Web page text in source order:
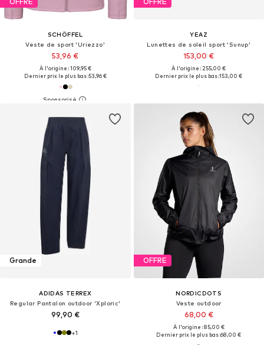
SCHÖFFEL
Veste de sport 'Uriezzo'
53,96 €
À l'origine : 109,95 €
Dernier prix le plus bas :53,96 €
YEAZ
Lunettes de soleil sport 'Sunup'
153,00 €
À l'origine : 255,00 €
Dernier prix le plus bas :153,00 €
Grande
ADIDAS TERREX
Regular Pantalon outdoor 'Xploric'
99,90 €
+1
OFFRE
NORDICDOTS
Veste outdoor
68,00 €
À l'origine : 85,00 €
Dernier prix le plus bas :68,00 €